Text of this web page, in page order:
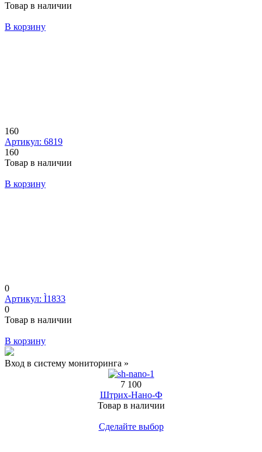
Товар в наличии
В корзину
160
Артикул: 6819
160
Товар в наличии
В корзину
0
Артикул: Ì1833
0
Товар в наличии
В корзину
Вход в систему мониторинга »
7 100
Штрих-Нано-Ф
Товар в наличии
Сделайте выбор